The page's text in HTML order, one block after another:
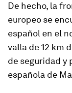
De hecho, la
europeo se
español en el
valla de 12 km
de seguridad y
española de